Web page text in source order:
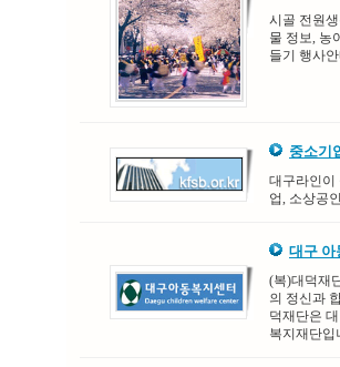
시골 전원
물 정보, 농
들기 행사
중소기
대구라인이
업, 소상공
대구 아
(복)대덕재
의 정신과
덕재단은
복지재단입